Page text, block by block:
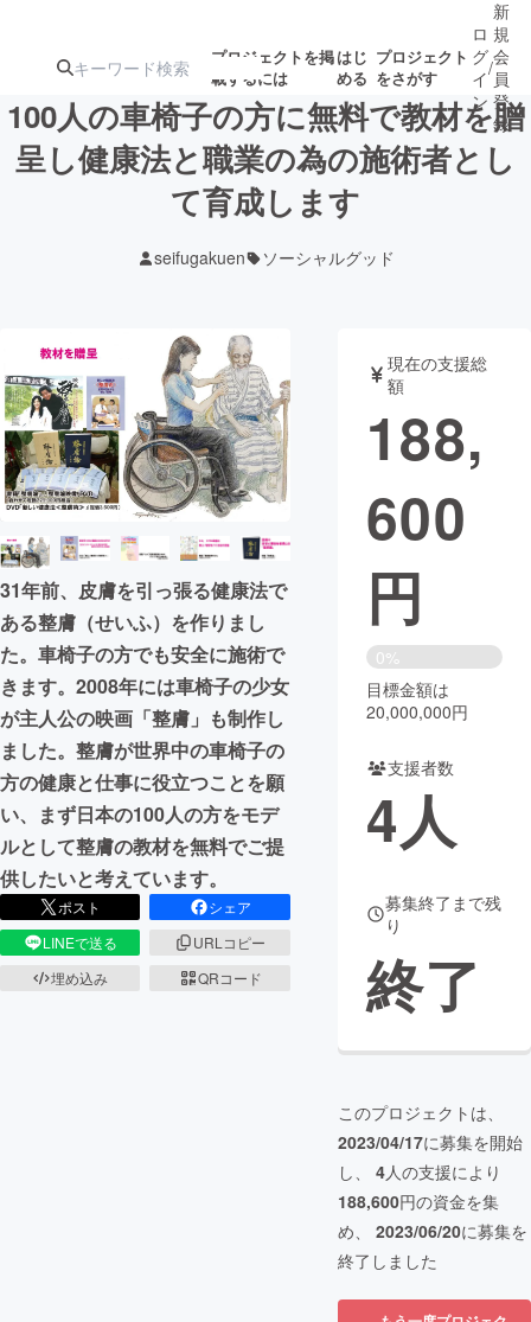
プロジェクトを掲
載するには
はじ
める
プロジェクト
をさがす
注目の新着プロ 募集終了が近いプ
ロジェクト
テクノロジー・ガジェット
映像・映画 書籍・雑誌
ビジネス・起業 チャレンジ
まちづくり・地域活性化
CAMPFIRE for Social Good
CAMPFIRE Creation
CAMPFIREふるさと納税machi-ya コミュニティ
ロ
グ
イ
ン
/
新
規
会
員
登
録
100人の車椅子の方に無料で教材を贈
呈し健康法と職業の為の施術者とし
て育成します
seifugakuen ソーシャルグッド
31年前、皮膚を引っ張る健康法で
ある整膚（せいふ）を作りまし
た。車椅子の方でも安全に施術で
きます。2008年には車椅子の少女
が主人公の映画「整膚」も制作し
ました。整膚が世界中の車椅子の
方の健康と仕事に役立つことを願
い、まず日本の100人の方をモデ
ルとして整膚の教材を無料でご提
供したいと考えています。
ポスト
シェア
LINEで送る
URLコピー
埋め込み
QRコード
現在の支援総
額
188,
600
円
0%
目標金額は
20,000,000円
支援者数
4人
募集終了まで残
り
終了
このプロジェクトは、
2023/04/17に募集を開始
し、 4人の支援により
188,600円の資金を集
め、 2023/06/20に募集を
終了しました